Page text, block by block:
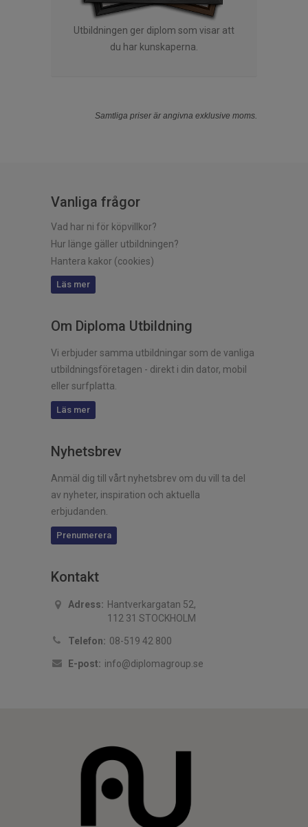
Utbildningen ger diplom som visar att
du har kunskaperna.
Samtliga priser är angivna exklusive moms.
Vanliga frågor
Vad har ni för köpvillkor?
Hur länge gäller utbildningen?
Hantera kakor (cookies)
Läs mer
Om Diploma Utbildning
Vi erbjuder samma utbildningar som de vanliga
utbildningsföretagen - direkt i din dator, mobil
eller surfplatta.
Läs mer
Nyhetsbrev
Anmäl dig till vårt nyhetsbrev om du vill ta del
av nyheter, inspiration och aktuella
erbjudanden.
Prenumerera
Kontakt
Adress: Hantverkargatan 52,
112 31 STOCKHOLM
Telefon: 08-519 42 800
E-post: info@diplomagroup.se